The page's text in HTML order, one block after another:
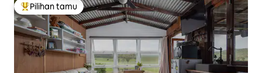
Pilihan tamu terpopuler
Pilihan tamu